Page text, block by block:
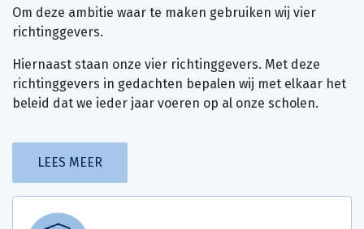
Om deze ambitie waar te maken gebruiken wij vier
richtinggevers.
Hiernaast staan onze vier richtinggevers. Met deze
richtinggevers in gedachten bepalen wij met elkaar het
beleid dat we ieder jaar voeren op al onze scholen.
LEES MEER